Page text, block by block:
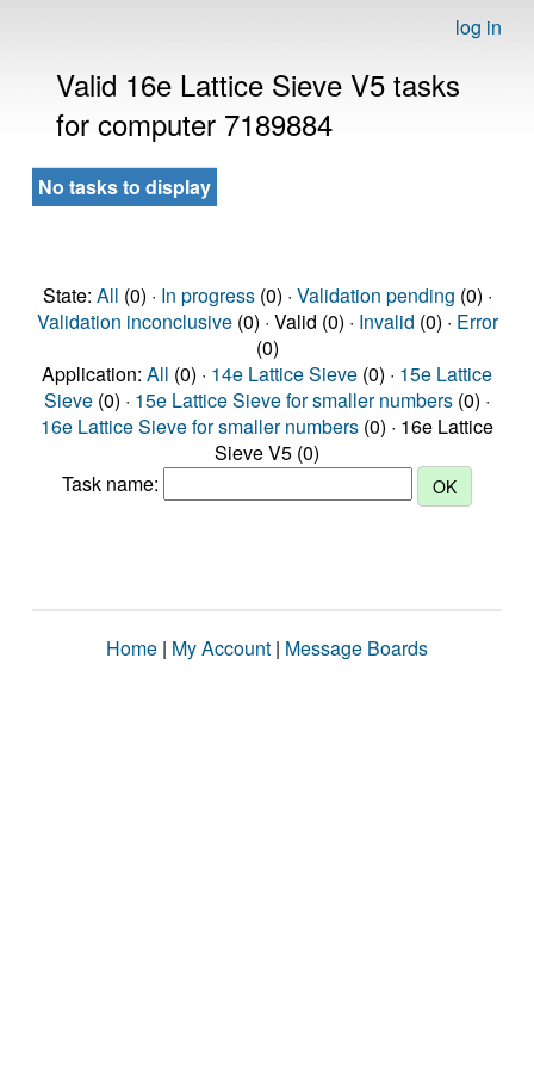
log in
Valid 16e Lattice Sieve V5 tasks
for computer 7189884
No tasks to display
State: All (0) · In progress(0) · Validation pending (0) ·
Validation inconclusive(0) · Valid (0) · Invalid (0) · Error
(0)
Application: All (0) · 14e Lattice Sieve (0) · 15e Lattice
Sieve (0) · 15e Lattice Sieve for smaller numbers (0) ·
16e Lattice Sieve for smaller numbers (0) · 16e Lattice
Sieve V5 (0)
Task name:
Home | My Account | Message Boards